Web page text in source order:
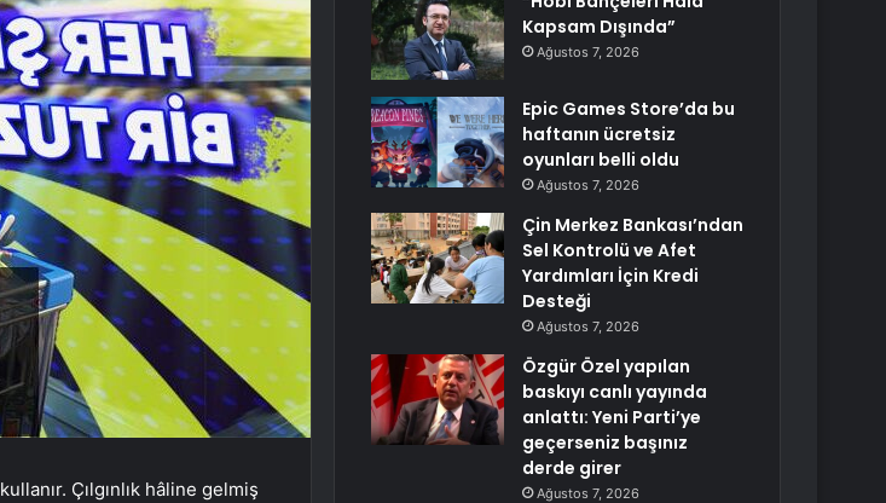
kullanır. Çılgınlık hâline gelmiş
Kapsam Dışında”
Ağustos 7, 2026
Epic Games Store’da bu
haftanın ücretsiz
oyunları belli oldu
Ağustos 7, 2026
Çin Merkez Bankası’ndan
Sel Kontrolü ve Afet
Yardımları İçin Kredi
Desteği
Ağustos 7, 2026
Özgür Özel yapılan
baskıyı canlı yayında
anlattı: Yeni Parti’ye
geçerseniz başınız
derde girer
Ağustos 7, 2026